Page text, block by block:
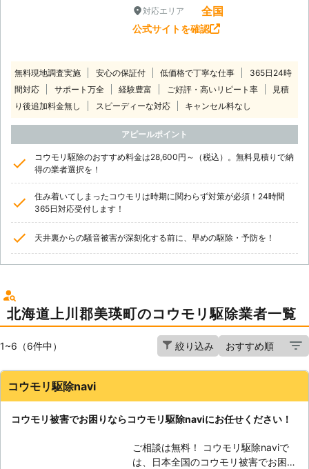
対応エリア 全国
公式サイトを確認
無料現地調査実施 安心の保証付 低価格で丁寧な仕事
365日24時
間対応
サポート万全 経験豊富 ご好評・高いリピート率
見積
り後追加料金無し
スピーディーな対応 キャンセル料なし
アピールポイント
コウモリ駆除のおすすめ料金は28,600円～（税込）。無料見積りで納
得の業者選択を！
住み着いてしまったコウモリは時期に関わらず対策が必須！24時間
365日対応受付します！
天井裏からの騒音被害が深刻化する前に、早めの駆除・予防を！
北海道上川郡美瑛町のコウモリ駆除業者一覧
1~6（6件中） 絞り込み
コウモリ駆除navi
コウモリ被害でお困りならコウモリ駆除naviにお任せください！
ご相談は無料！ コウモリ駆除naviで
は、日本全国のコウモリ被害でお困